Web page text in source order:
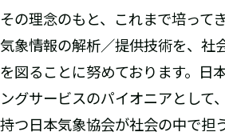
その理念のもと、これまで培って
気象情報の解析／提供技術を、社
を図ることに努めております。日
ングサービスのパイオニアとして
持つ日本気象協会が社会の中で担